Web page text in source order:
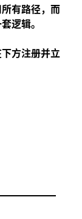
有路径，而
逻辑。
方注册并立